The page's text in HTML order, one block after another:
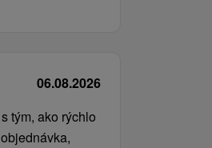
06.08.2026
tým, ako rýchlo